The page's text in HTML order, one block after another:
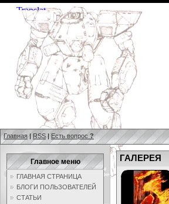
Главная | RSS | Есть вопрос ?
Главное меню
ГЛАВНАЯ СТРАНИЦА
БЛОГИ ПОЛЬЗОВАТЕЛЕЙ
СТАТЬИ
ГАЛЕРЕЯ